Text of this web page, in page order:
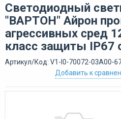
Светодиодный
"ВАРТОН" Айрон
агрессивных сред
класс защиты IP67
Артикул/Код: V1-I0-70072-03A00-
Добавить к